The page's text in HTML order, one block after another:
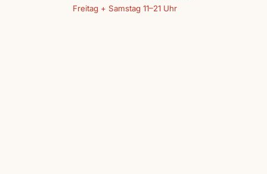
Freitag + Samstag 11–21 Uhr